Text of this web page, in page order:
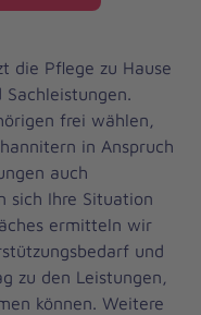
die Pflege zu Hause
frei wählen,
in Anspruch
auch
sich Ihre Situation
ermitteln wir
und
zu den Leistungen,
können. Weitere